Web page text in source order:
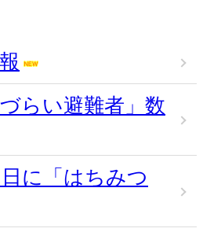
らい避難者」数
に「はちみつ